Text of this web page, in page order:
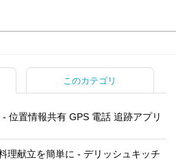
このカテゴリ
位置情報共有 GPS 電話 追跡アプリ
理献立を簡単‪に - デリッシュキッチ